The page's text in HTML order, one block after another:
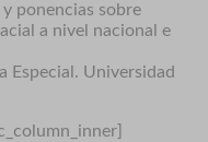
ponencias sobre
a nivel nacional e
Especial. Universidad